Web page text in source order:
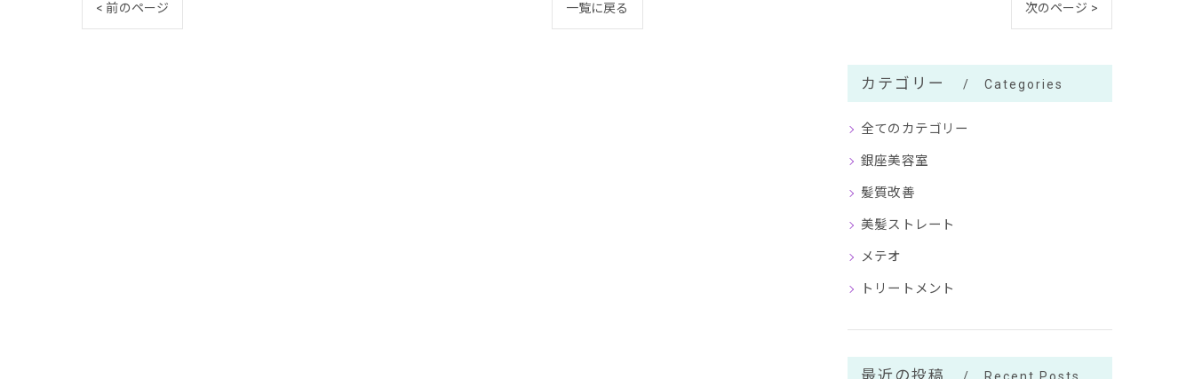
< 前のページ 一覧に戻る 次のページ >
カテゴリー Categories
全てのカテゴリー
銀座美容室
髪質改善
美髪ストレート
メテオ
トリートメント
最近の投稿